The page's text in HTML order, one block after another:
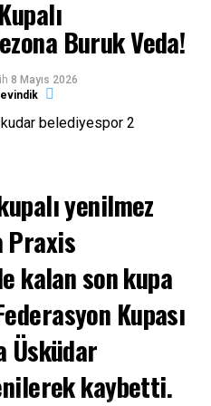
Hakem Kurulu
törende, sezonu
Praxis Yalıkavakspor
Merkez Hakem Kurulu
takdim edildi.
boyunca verilen emeğin
Buruk Veda!
8 Mayıs 2026
yenilmez
Praxis
kalan son kupa
Kupası
Üsküdar
kaybetti.